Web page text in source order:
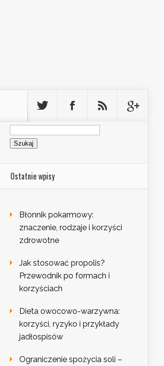
Szukaj:
Ostatnie wpisy
Błonnik pokarmowy:
znaczenie, rodzaje i korzyści
zdrowotne
Jak stosować propolis?
Przewodnik po formach i
korzyściach
Dieta owocowo-warzywna:
korzyści, ryzyko i przykłady
jadłospisów
Ograniczenie spożycia soli –